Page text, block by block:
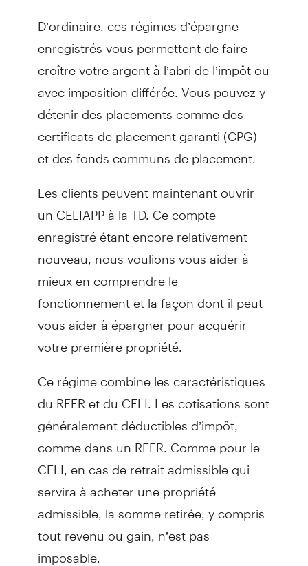
D’ordinaire, ces régimes d’épargne
enregistrés vous permettent de faire
croître votre argent à l’abri de l’impôt ou
avec imposition différée. Vous pouvez y
détenir des placements comme des
certificats de placement garanti (CPG)
et des fonds communs de placement.
Les clients peuvent maintenant ouvrir
un CELIAPP à la TD. Ce compte
enregistré étant encore relativement
nouveau, nous voulions vous aider à
mieux en comprendre le
fonctionnement et la façon dont il peut
vous aider à épargner pour acquérir
votre première propriété.
Ce régime combine les caractéristiques
du REER et du CELI. Les cotisations sont
généralement déductibles d’impôt,
comme dans un REER. Comme pour le
CELI, en cas de retrait admissible qui
servira à acheter une propriété
admissible, la somme retirée, y compris
tout revenu ou gain, n’est pas
imposable.